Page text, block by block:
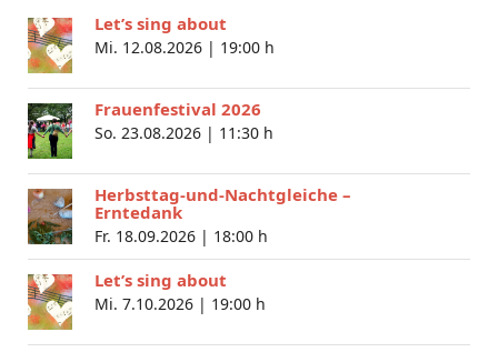
Let’s sing about
Mi. 12.08.2026 | 19:00 h
Frauenfestival 2026
So. 23.08.2026 | 11:30 h
Herbsttag-und-Nachtgleiche –
Erntedank
Fr. 18.09.2026 | 18:00 h
Let’s sing about
Mi. 7.10.2026 | 19:00 h